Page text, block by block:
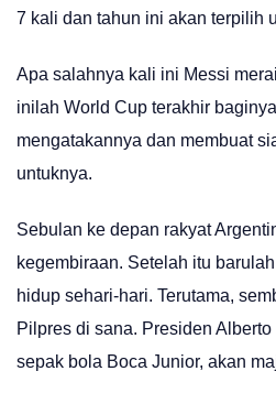
7 kali dan tahun ini akan terpilih
Apa salahnya kali ini Messi
inilah World Cup terakhir
mengatakannya dan membuat
untuknya.
Sebulan ke depan rakyat
kegembiraan. Setelah itu
hidup sehari-hari. Terutama,
Pilpres di sana. Presiden
sepak bola Boca Junior, akan